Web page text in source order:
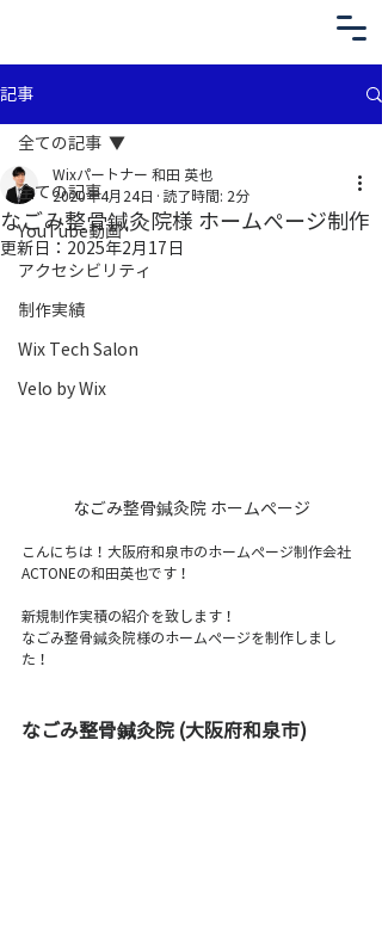
記事
全ての記事
YouTube動画
アクセシビリティ
制作実績
Wix Tech Salon
Velo by Wix
全ての記事
​なごみ整骨鍼灸院様 ホームぺージ制作
Wixパートナー 和田 英也
2020年4月24日
読了時間: 2分
更新日： 2025年2月17日
なごみ整骨鍼灸院 ホームぺージ
こんにちは！大阪府和泉市のホームぺージ制作会社
ACTONEの和田英也です！
新規制作実積の紹介を致します！
なごみ整骨鍼灸院様のホームぺージを制作しまし
た！
なごみ整骨鍼灸院 (大阪府和泉市)